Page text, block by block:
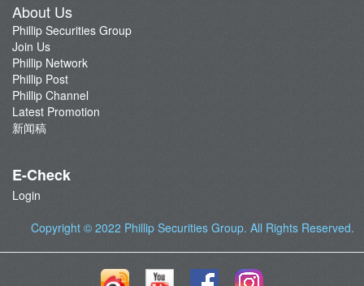
About Us
Phillip Securities Group
Join Us
Phillip Network
Phillip Post
Phillip Channel
Latest Promotion
新闻稿
E-Check
Login
Copyright © 2022 Phillip Securities Group. All Rights Reserved.